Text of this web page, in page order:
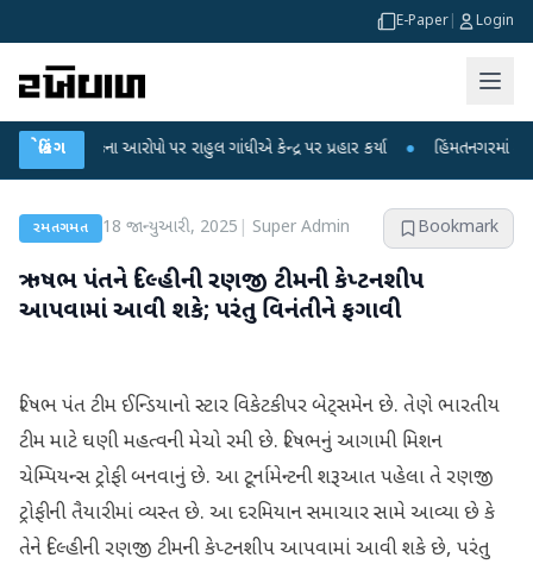
E-Paper Login
બ્રેકિંગ
લીકના આરોપો પર રાહુલ ગાંધીએ કેન્દ્ર પર પ્રહાર કર્યા ● હિંમતનગરમાં રહસ્યમય
રમતગમત 18 જાન્યુઆરી, 2025 Super Admin Bookmark
ઋષભ પંતને દિલ્હીની રણજી ટીમની કેપ્ટનશીપ
આપવામાં આવી શકે; પરંતુ વિનંતીને ફગાવી
રિષભ પંત ટીમ ઈન્ડિયાનો સ્ટાર વિકેટકીપર બેટ્સમેન છે. તેણે ભારતીય
ટીમ માટે ઘણી મહત્વની મેચો રમી છે. રિષભનું આગામી મિશન
ચેમ્પિયન્સ ટ્રોફી બનવાનું છે. આ ટૂર્નામેન્ટની શરૂઆત પહેલા તે રણજી
ટ્રોફીની તૈયારીમાં વ્યસ્ત છે. આ દરમિયાન સમાચાર સામે આવ્યા છે કે
તેને દિલ્હીની રણજી ટીમની કેપ્ટનશીપ આપવામાં આવી શકે છે, પરંતુ